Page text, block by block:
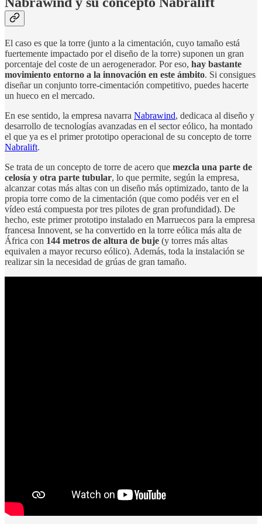
El caso es que la torre (junto a la cimentación, cuyo tamaño está
fuertemente impactado por el diseño de la torre) suponen un gran
porcentaje del coste de un aerogenerador. Por eso, hay bastante
movimiento entorno a la innovación en este ámbito. Si consigues
diseñar un conjunto torre-cimentación competitivo, puedes hacerte
un hueco en el mercado.
En ese sentido, la empresa navarra Nabrawind, dedicaca al diseño y
desarrollo de tecnologías avanzadas en el sector eólico, ha montado
el que ya es el primer prototipo operacional de su concepto de torre
Nabralift.
Se trata de un concepto de torre de acero que mezcla una parte de
celosía y otra parte tubular, lo que permite, según la empresa,
alcanzar cotas más altas con un diseño más optimizado, tanto de la
propia torre como de la cimentación (que como podéis ver en el
vídeo está compuesta por tres pilotes de gran profundidad). De
hecho, este primer prototipo instalado en Marruecos para la empresa
francesa Innovent, se ha convertido en la torre eólica más alta de
África con 144 metros de altura de buje (y torres más altas
equivalen a mayor recurso eólico). Además, toda la instalación se
realizar sin la necesidad de grúas de gran tamaño.